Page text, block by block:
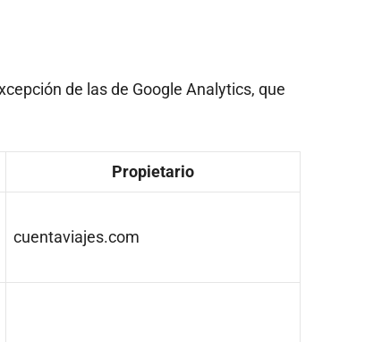
de las de Google Analytics, que
Propietario
cuentaviajes.com